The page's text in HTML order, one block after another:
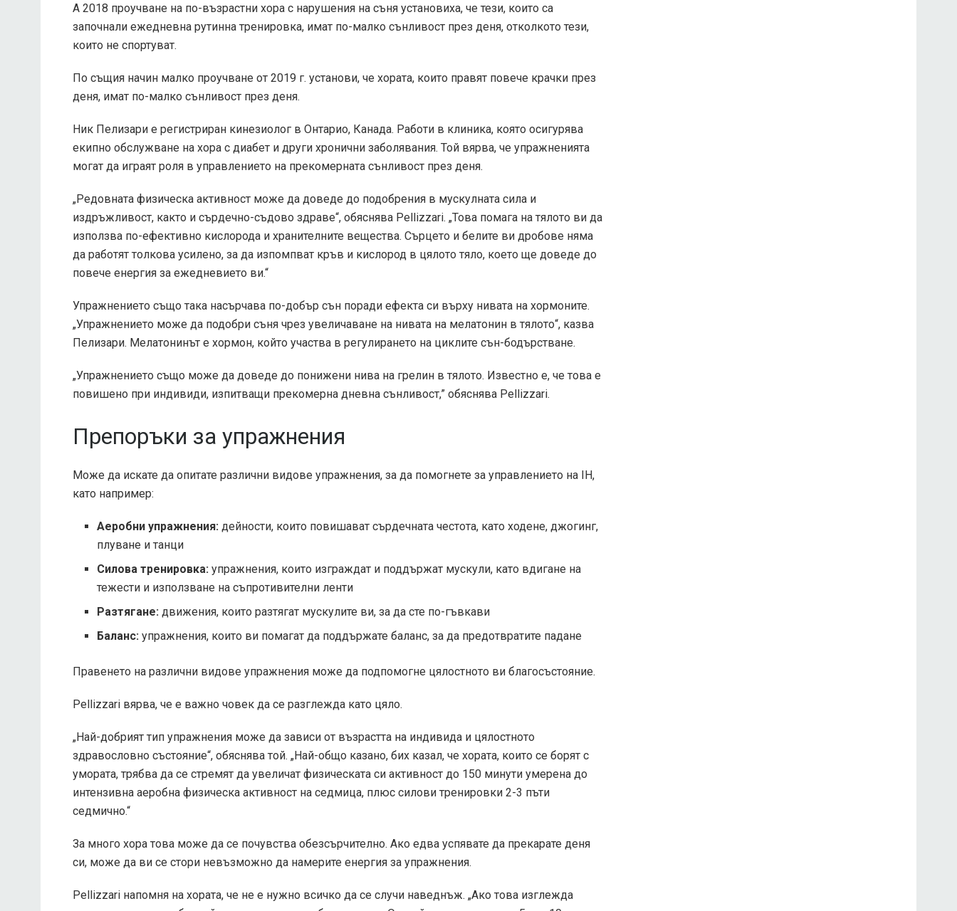
А 2018 проучване на по-възрастни хора с нарушения на съня установиха, че тези, които са
започнали ежедневна рутинна тренировка, имат по-малко сънливост през деня, отколкото тези,
които не спортуват.
По същия начин малко проучване от 2019 г. установи, че хората, които правят повече крачки през
деня, имат по-малко сънливост през деня.
Ник Пелизари е регистриран кинезиолог в Онтарио, Канада. Работи в клиника, която осигурява
екипно обслужване на хора с диабет и други хронични заболявания. Той вярва, че упражненията
могат да играят роля в управлението на прекомерната сънливост през деня.
„Редовната физическа активност може да доведе до подобрения в мускулната сила и
издръжливост, както и сърдечно-съдово здраве“, обяснява Pellizzari. „Това помага на тялото ви да
използва по-ефективно кислорода и хранителните вещества. Сърцето и белите ви дробове няма
да работят толкова усилено, за да изпомпват кръв и кислород в цялото тяло, което ще доведе до
повече енергия за ежедневието ви.“
Упражнението също така насърчава по-добър сън поради ефекта си върху нивата на хормоните.
„Упражнението може да подобри съня чрез увеличаване на нивата на мелатонин в тялото“, казва
Пелизари. Мелатонинът е хормон, който участва в регулирането на циклите сън-бодърстване.
„Упражнението също може да доведе до понижени нива на грелин в тялото. Известно е, че това е
повишено при индивиди, изпитващи прекомерна дневна сънливост,” обяснява Pellizzari.
Препоръки за упражнения
Може да искате да опитате различни видове упражнения, за да помогнете за управлението на IH,
като например:
Аеробни упражнения: дейности, които повишават сърдечната честота, като ходене, джогинг,
плуване и танци
Силова тренировка: упражнения, които изграждат и поддържат мускули, като вдигане на
тежести и използване на съпротивителни ленти
Разтягане: движения, които разтягат мускулите ви, за да сте по-гъвкави
Баланс: упражнения, които ви помагат да поддържате баланс, за да предотвратите падане
Правенето на различни видове упражнения може да подпомогне цялостното ви благосъстояние.
Pellizzari вярва, че е важно човек да се разглежда като цяло.
„Най-добрият тип упражнения може да зависи от възрастта на индивида и цялостното
здравословно състояние“, обяснява той. „Най-общо казано, бих казал, че хората, които се борят с
умората, трябва да се стремят да увеличат физическата си активност до 150 минути умерена до
интензивна аеробна физическа активност на седмица, плюс силови тренировки 2-3 пъти
седмично.“
За много хора това може да се почувства обезсърчително. Ако едва успявате да прекарате деня
си, може да ви се стори невъзможно да намерите енергия за упражнения.
Pellizzari напомня на хората, че не е нужно всичко да се случи наведнъж. „Ако това изглежда